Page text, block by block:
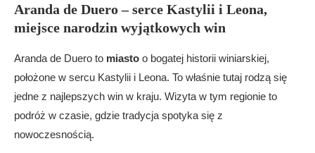
Aranda de Duero – serce Kastylii i Leona,
miejsce narodzin wyjątkowych win
Aranda de Duero to miasto o bogatej historii winiarskiej,
położone w sercu Kastylii i Leona. To właśnie tutaj rodzą się
jedne z najlepszych win w kraju. Wizyta w tym regionie to
podróż w czasie, gdzie tradycja spotyka się z
nowoczesnością.